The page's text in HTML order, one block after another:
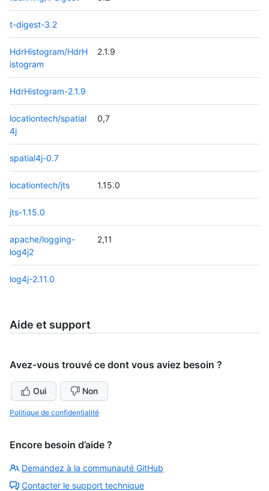
t-digest-3.2
HdrHistogram/HdrH
istogram
2.1.9
HdrHistogram-2.1.9
locationtech/spatial
4j
0,7
spatial4j-0.7
locationtech/jts 1.15.0
jts-1.15.0
apache/logging-
log4j2
2,11
log4j-2.11.0
Aide et support
Avez-vous trouvé ce dont vous aviez besoin ?
Oui Non
Politique de confidentialité
Encore besoin d’aide ?
Demandez à la communauté GitHub
Contacter le support technique